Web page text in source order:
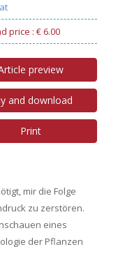
price : € 6.00
preview
and download
Print
mir die Folge
zu zerstören.
eines
der Pflanzen